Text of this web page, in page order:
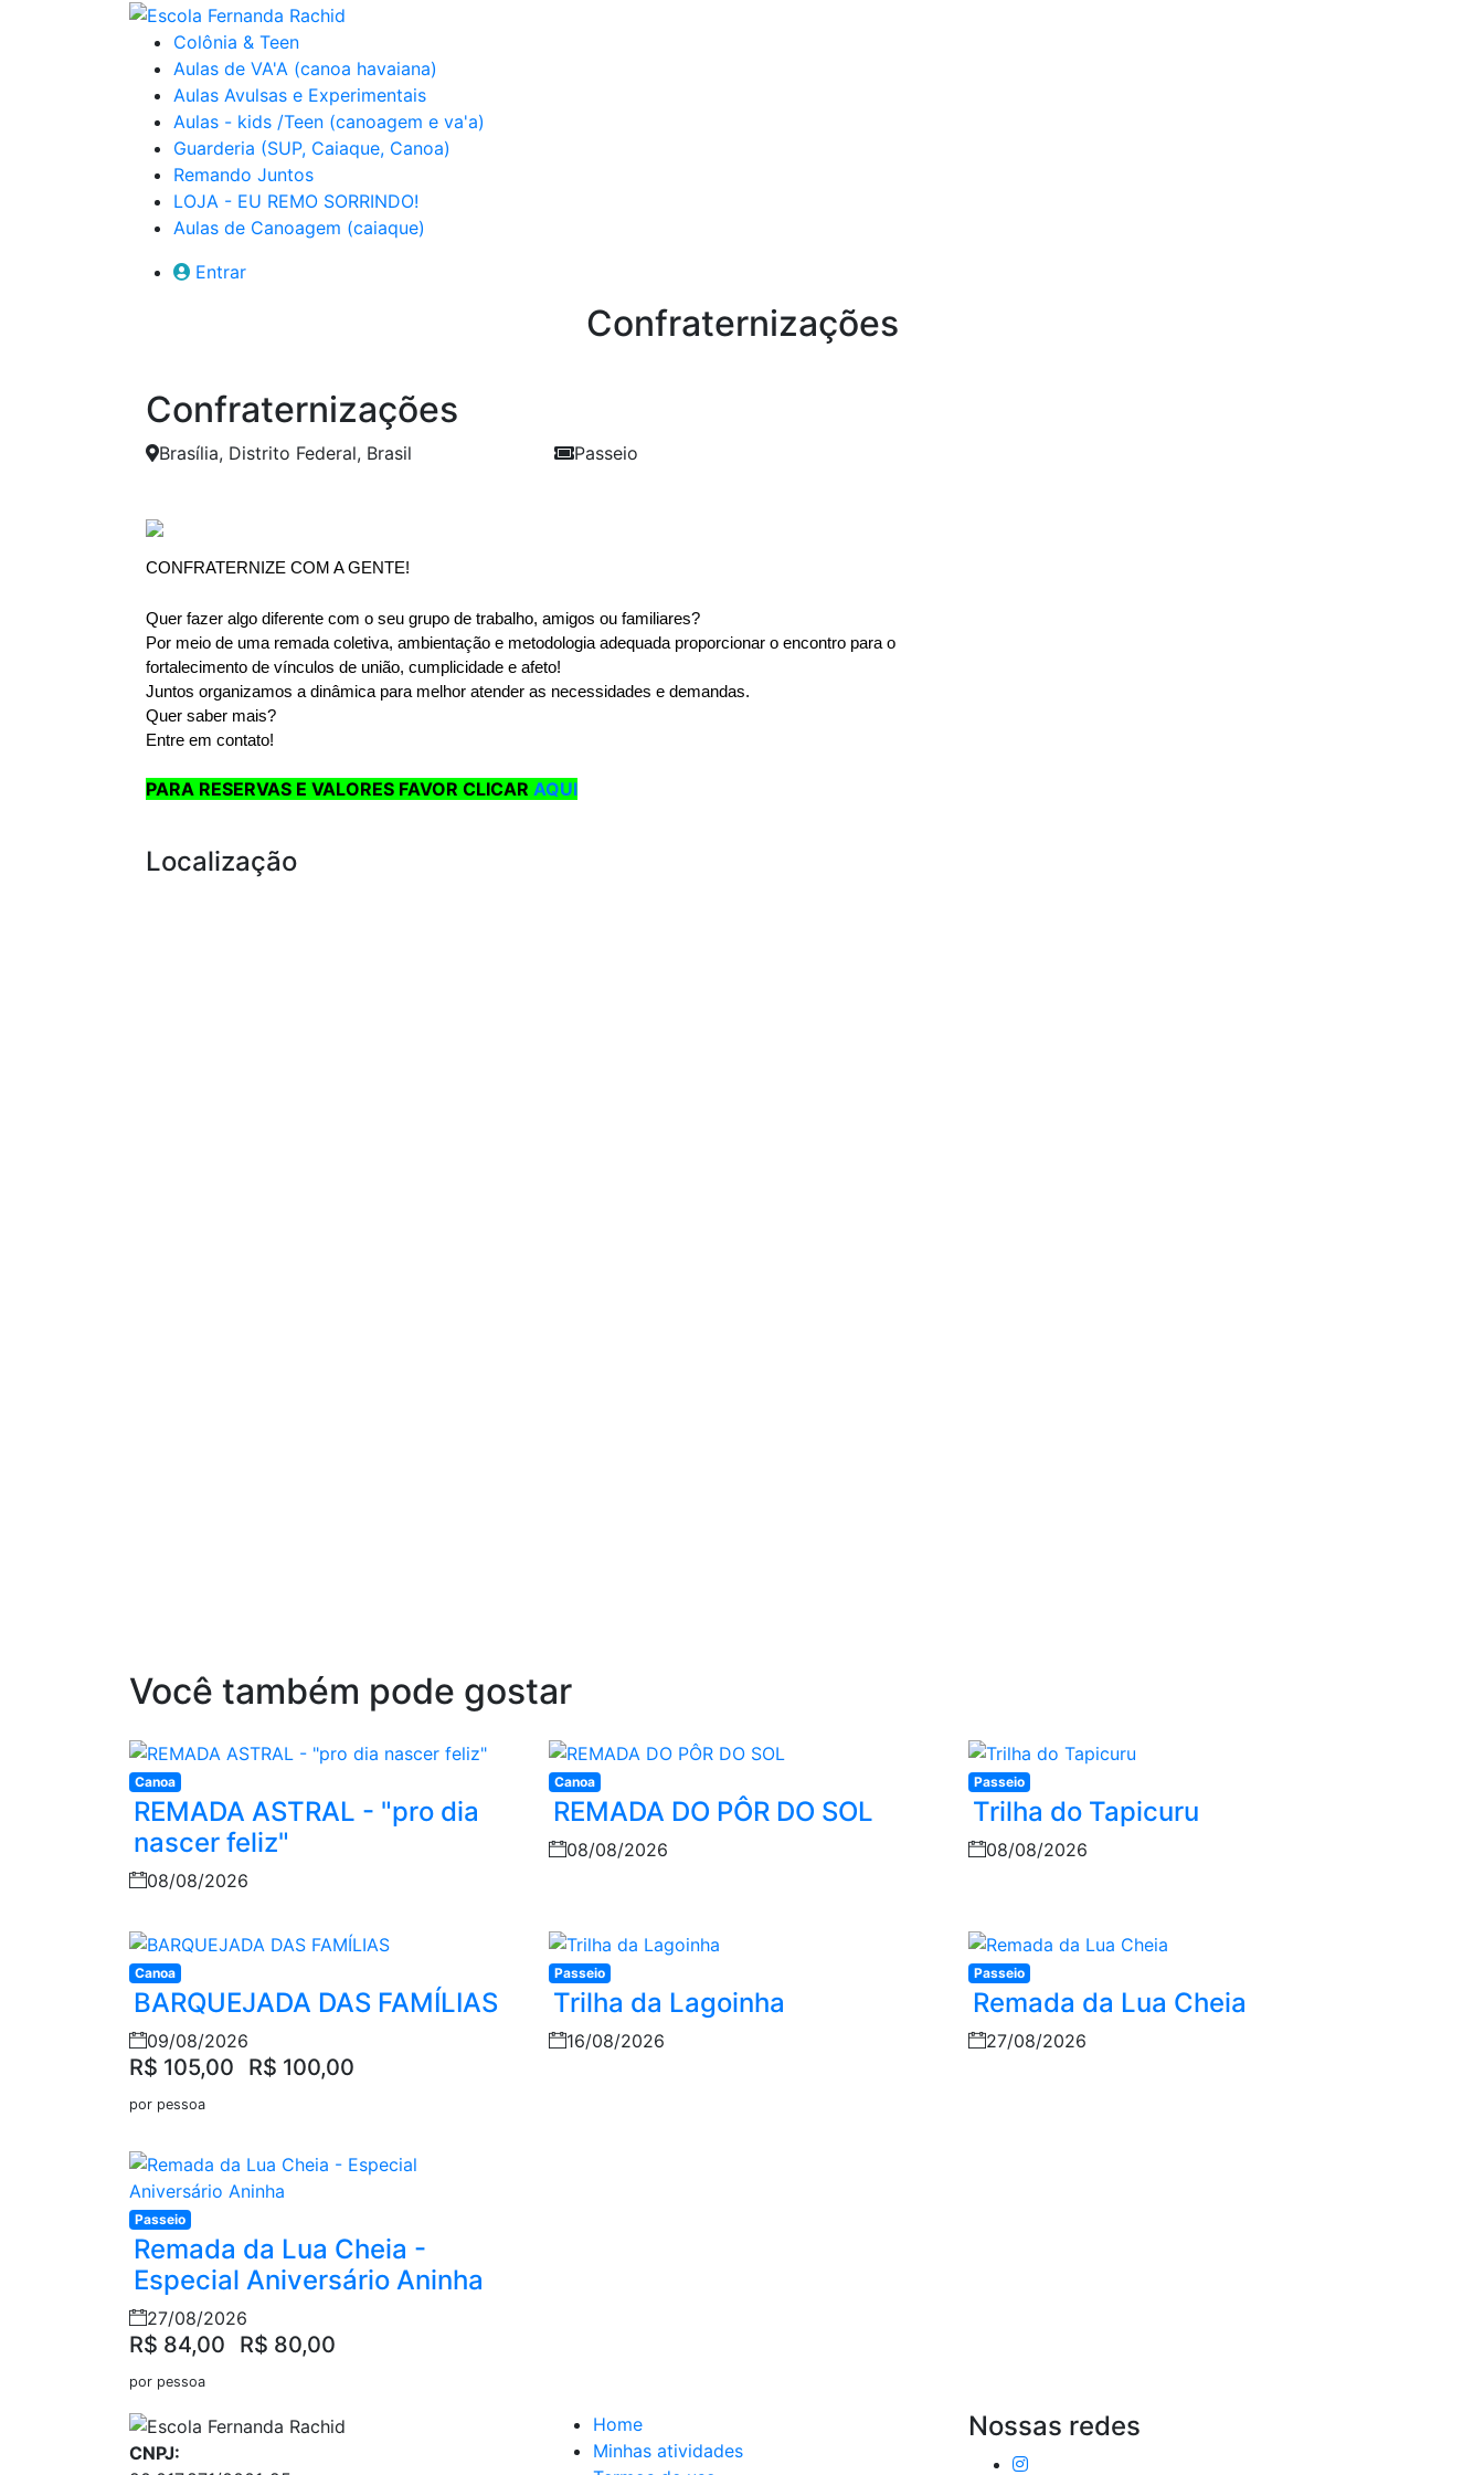
Colônia & Teen
Aulas de VA'A (canoa havaiana)
Aulas Avulsas e Experimentais
Aulas - kids /Teen (canoagem e va'a)
Guarderia (SUP, Caiaque, Canoa)
Remando Juntos
LOJA - EU REMO SORRINDO!
Aulas de Canoagem (caiaque)
Entrar
Confraternizações
Confraternizações
Brasília, Distrito Federal, Brasil Passeio
CONFRATERNIZE COM A GENTE!
Quer fazer algo diferente com o seu grupo de trabalho, amigos ou familiares?
Por meio de uma remada coletiva, ambientação e metodologia adequada proporcionar o encontro para o
fortalecimento de vínculos de união, cumplicidade e afeto!
Juntos organizamos a dinâmica para melhor atender as necessidades e demandas.
Quer saber mais?
Entre em contato!
PARA RESERVAS E VALORES FAVOR CLICAR AQUI
Localização
Você também pode gostar
Canoa
REMADA ASTRAL - "pro dia
nascer feliz"
08/08/2026
Canoa
REMADA DO PÔR DO SOL
08/08/2026
Passeio
Trilha do Tapicuru
08/08/2026
Canoa
BARQUEJADA DAS FAMÍLIAS
09/08/2026
R$ 105,00 R$ 100,00
por pessoa
Passeio
Trilha da Lagoinha
16/08/2026
Passeio
Remada da Lua Cheia
27/08/2026
Passeio
Remada da Lua Cheia -
Especial Aniversário Aninha
27/08/2026
R$ 84,00 R$ 80,00
por pessoa
CNPJ:
Home
Minhas atividades
Nossas redes